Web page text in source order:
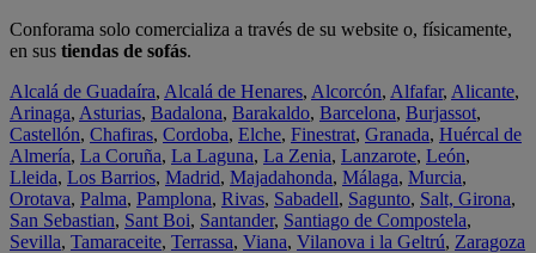
Conforama solo comercializa a través de su website o, físicamente,
en sus tiendas de sofás.
Alcalá de Guadaíra, Alcalá de Henares, Alcorcón, Alfafar, Alicante,
Arinaga, Asturias, Badalona, Barakaldo, Barcelona, Burjassot,
Castellón, Chafiras, Cordoba, Elche, Finestrat, Granada, Huércal de
Almería, La Coruña, La Laguna, La Zenia, Lanzarote, León,
Lleida, Los Barrios, Madrid, Majadahonda, Málaga, Murcia,
Orotava, Palma, Pamplona, Rivas, Sabadell, Sagunto, Salt, Girona,
San Sebastian, Sant Boi, Santander, Santiago de Compostela,
Sevilla, Tamaraceite, Terrassa, Viana, Vilanova i la Geltrú, Zaragoza